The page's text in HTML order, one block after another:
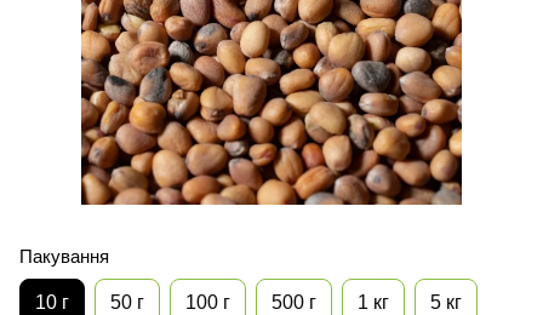
Пакування
10 г 50 г 100 г 500 г 1 кг 5 кг